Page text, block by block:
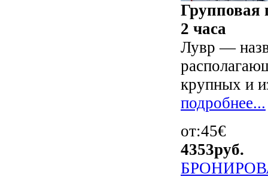
Групповая
2 часа
Лувр —
крупных и
подробнее...
от:45€
4353руб.